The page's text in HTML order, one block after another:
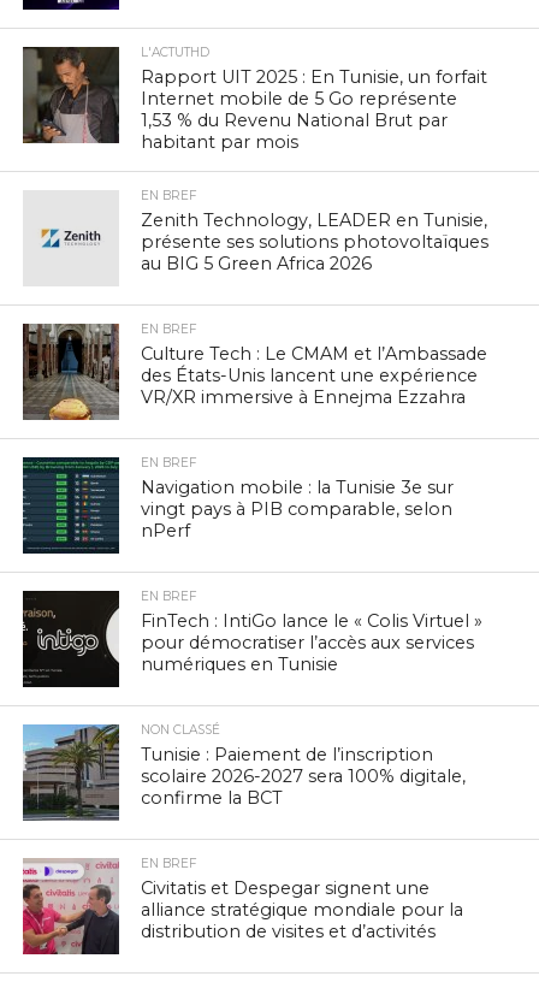
L'ACTUTHD
Rapport UIT 2025 : En Tunisie, un forfait
Internet mobile de 5 Go représente
1,53 % du Revenu National Brut par
habitant par mois
EN BREF
Zenith Technology, LEADER en Tunisie,
présente ses solutions photovoltaïques
au BIG 5 Green Africa 2026
EN BREF
Culture Tech : Le CMAM et l’Ambassade
des États-Unis lancent une expérience
VR/XR immersive à Ennejma Ezzahra
EN BREF
Navigation mobile : la Tunisie 3e sur
vingt pays à PIB comparable, selon
nPerf
EN BREF
FinTech : IntiGo lance le « Colis Virtuel »
pour démocratiser l’accès aux services
numériques en Tunisie
NON CLASSÉ
Tunisie : Paiement de l’inscription
scolaire 2026-2027 sera 100% digitale,
confirme la BCT
EN BREF
Civitatis et Despegar signent une
alliance stratégique mondiale pour la
distribution de visites et d’activités